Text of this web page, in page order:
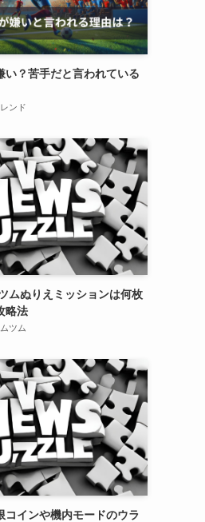
い？苦手だと言われている
レンド
ムぬりえミッションは何枚
略法
ツム
コインや機内モードのウラ